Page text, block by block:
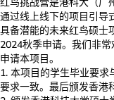
通过线上线下的项目引导
具备潜能的未来红鸟硕士
2024秋季申请。我们非
申请本项目。
本项目的学生毕业要求
要求一致。最后颁发香港